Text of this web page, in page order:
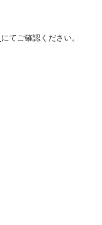
にてご確認ください。